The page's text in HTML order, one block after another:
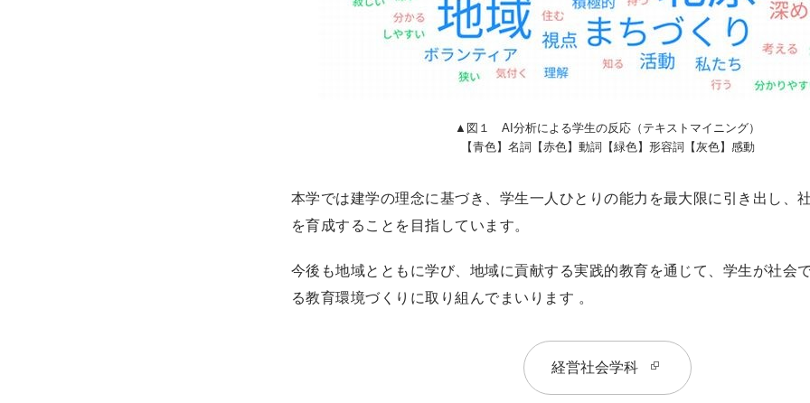
▲図１ AI分析による学生の反応（テキストマイニング）
【青色】名詞【赤色】動詞【緑色】形容詞【灰色】感動
本学では建学の理念に基づき、学生一人ひとりの能力を最大限に引き出し、
を育成することを目指しています。
今後も地域とともに学び、地域に貢献する実践的教育を通じて、学生が社会
る教育環境づくりに取り組んでまいります 。
経営社会学科